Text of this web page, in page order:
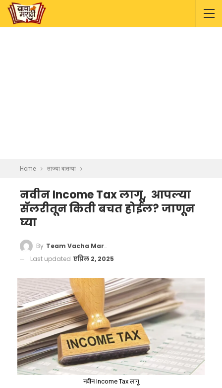
Home ताज्या बातम्या
नवीन Income Tax लागू, आपल्या
सॅलरीतून किती बचत होईल? जाणून
घ्या
By Team Vacha Marathi
Last updated एप्रिल 2, 2025
नवीन Income Tax लागू